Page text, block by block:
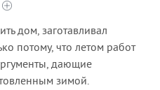
дом, заготавливал
потому, что летом работ
дающие
зимой.